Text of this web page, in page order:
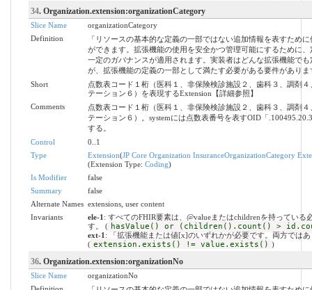
34. Organization.extension:organizationCategory
Slice Name
organizationCategory
Definition
「リソースの基本的な定義の一部ではない追加情報を表すため
ができます。拡張機能の使用を安全かつ管理可能にするために、
一定のガバナンスが適用されます。実装者はどんな拡張機能でも
が、拡張機能の定義の一部として満たす必要がある要件がありま
Short
点数表コード１桁（医科１、非保険検診施設２、歯科３、調剤４
テーション６）を表現するExtension【詳細参照】
Comments
点数表コード１桁（医科１、非保険検診施設２、歯科３、調剤４
テーション６）。systemには点数表番号を表すOID「
する。
Control
0..1
Type
Extension(JP Core Organization InsuranceOrganizationCategory
(Extension Type: Coding)
Is Modifier
false
Summary
false
Alternate Names extensions, user content
Invariants
ele-1 : すべてのFHIR要素は、@valueまたはchildrenを持っている
す。 ( hasValue() or (children().count() >
ext-1 : 「拡張機能または値[x]のいずれかが必要です。両方では
( extension.exists() != value.exists() )
36. Organization.extension:organizationNo
Slice Name
organizationNo